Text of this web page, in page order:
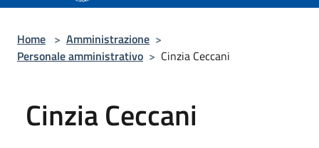
Home > Amministrazione >
Personale amministrativo > Cinzia Ceccani
Cinzia Ceccani